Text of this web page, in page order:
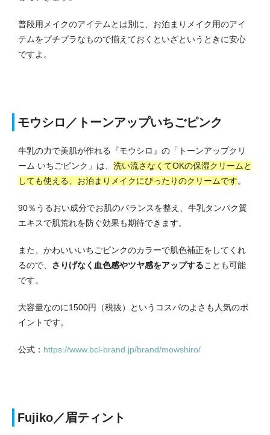
普段用メイクのアイテムとは別に、お泊まりメイク用のアイ
テムをプチプラなもので揃えておくといざというときに安心
ですよ。
モウシロ／トーンアップいちごピンク
牛乳の力で美肌が作れる『モウシロ』の「トーンアップクリ
ーム いちごピンク」は、 洗い流さなくてOKの保湿クリームと
しても使える、お泊まりメイクにぴったりのクリームです。
90％うるおい成分でお肌のバランスを整え、牛乳タンパク質
エキスで肌荒れを防ぐ効果も期待できます。
また、かわいいいちごピンクのカラーで肌色補正をしてくれ
るので、 さりげなく血色感やツヤ感をアップすることも可能
です。
大容量なのに1500円（税抜）というコスパのよさも人気のポ
イントです。
公式： https://www.bcl-brand.jp/brand/mowshiro/
Fujiko／眉ティント